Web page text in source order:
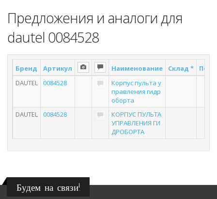
Предложения и аналоги для
dautel 0084528
Бренд Артикул Наименование Склад *
DAUTEL
0084528
Корпус пульта у
правления гидр
оборта
DAUTEL 0084528
КОРПУС ПУЛЬТА
УПРАВЛЕНИЯ ГИ
ДРОБОРТА
Будем на связи!